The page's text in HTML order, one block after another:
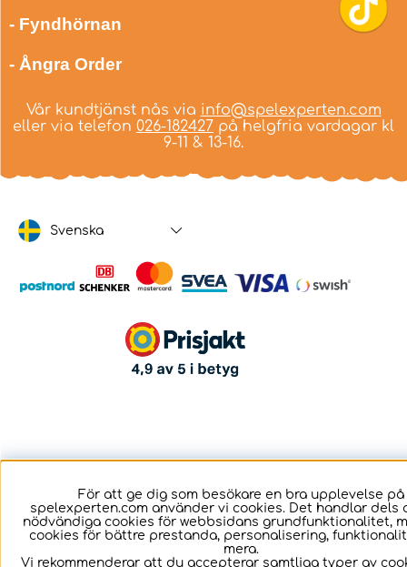
- Fyndhörnan
- Ångra Order
Vår kundtjänst nås via info@spelexperten.com
eller via telefon 026-182427 på helgfria vardagar kl
9-11 & 13-16.
Svenska
För att ge dig som besökare en bra upplevelse på
spelexperten.com använder vi cookies. Det handlar dels
nödvändiga cookies för webbsidans grundfunktionalitet,
cookies för bättre prestanda, personalisering,
mera.
Vi rekommenderar att du accepterar samtliga typer av